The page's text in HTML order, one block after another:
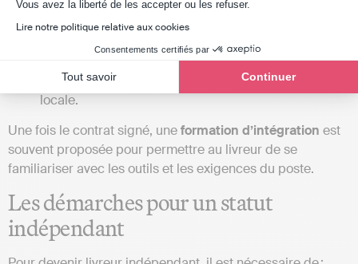
Vous avez la liberté de les accepter ou les refuser.
Lire notre politique relative aux cookies
Consentements certifiés par
Tout savoir Continuer
Soumettre unecandidatureen ligne sur le site de
Just Eat ou via les plateformes d’emploi ;
Fournir les documents exigés par l’entreprise
(identité, moyen de locomotion, disponibilités) ;
Participer à une
sélection ou entretienavec l’équipe
locale.
Une fois le contrat signé, uneformation d’intégration est
souvent proposée pour permettre au livreur de se
familiariser avec les outils et les exigences du poste.
Les démarches pour un statut
indépendant